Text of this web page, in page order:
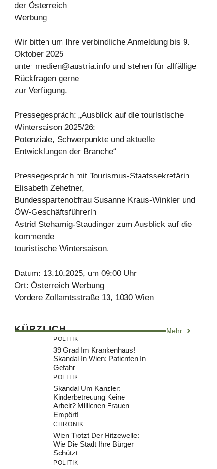
der Österreich
Werbung
Wir bitten um Ihre verbindliche Anmeldung bis 9.
Oktober 2025
unter medien@austria.info und stehen für allfällige
Rückfragen gerne
zur Verfügung.
Pressegespräch: „Ausblick auf die touristische
Wintersaison 2025/26:
Potenziale, Schwerpunkte und aktuelle
Entwicklungen der Branche“
Pressegespräch mit Tourismus-Staatssekretärin
Elisabeth Zehetner,
Bundesspartenobfrau Susanne Kraus-Winkler und
ÖW-Geschäftsführerin
Astrid Steharnig-Staudinger zum Ausblick auf die
kommende
touristische Wintersaison.
Datum: 13.10.2025, um 09:00 Uhr
Ort: Österreich Werbung
Vordere Zollamtsstraße 13, 1030 Wien
KÜRZLICH Mehr
POLITIK
39 Grad Im Krankenhaus!
Skandal In Wien: Patienten In
Gefahr
POLITIK
Skandal Um Kanzler:
Kinderbetreuung Keine
Arbeit? Millionen Frauen
Empört!
CHRONIK
Wien Trotzt Der Hitzewelle:
Wie Die Stadt Ihre Bürger
Schützt
POLITIK